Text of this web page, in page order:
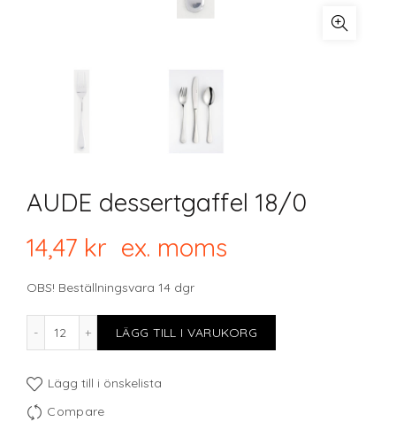
AUDE dessertgaffel 18/0
14,47 kr ex. moms
OBS! Beställningsvara 14 dgr
AUDE dessertgaffel 18/0 mängd
LÄGG TILL I VARUKORG
Lägg till i önskelista
Compare